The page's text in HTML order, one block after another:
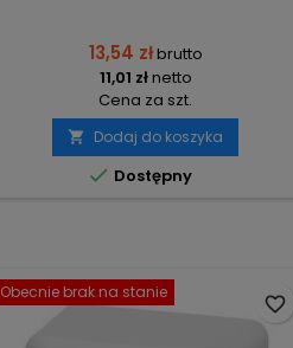
13,54 złbrutto
11,01 złnetto
Cena za szt.
 Dodaj do koszyka
 Dostępny
Obecnie brak na stanie
favorite_border